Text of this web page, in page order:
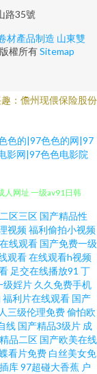
路35號
材產品制造 山東雙
版權所有Sitemap
：儋州现偎保险股份
色的|97色色的网|97
影网|97色色电影院
91免费在线看 超碰资
人网址 一级av91日韩
老司机精品视频 老
极品精品 国产精品久
码免费 亚洲自蔚 超
区三区 国产精品性
视频福利偷拍小视频
线观看 国产免费一级
观看在线观看h视频
足交在线播放91 丁
级婬片 久久免费手机
福利片在线观看 国产
三级伦理免费偷怕欧
线 国产精品3级片 成
品二区 国产欧美在线
看片免费 白丝美女免
库97超碰大香蕉 户